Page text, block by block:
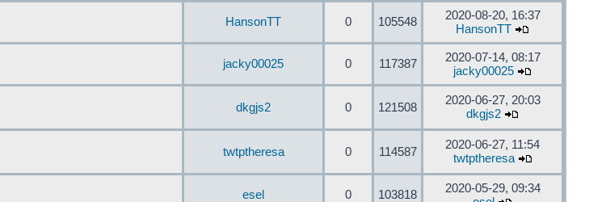
HansonTT 0 105548
2020-08-20, 16:37
HansonTT
jacky00025 0 117387
2020-07-14, 08:17
jacky00025
dkgjs2 0 121508
2020-06-27, 20:03
dkgjs2
twtptheresa 0 114587
2020-06-27, 11:54
twtptheresa
esel 0 103818
2020-05-29, 09:34